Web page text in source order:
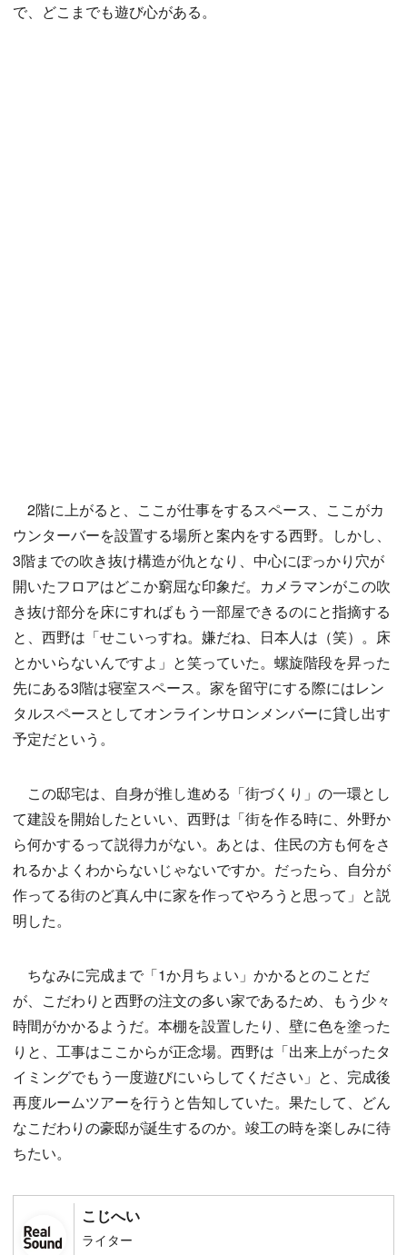
で、どこまでも遊び心がある。
2階に上がると、ここが仕事をするスペース、ここがカ
ウンターバーを設置する場所と案内をする西野。しかし、
3階までの吹き抜け構造が仇となり、中心にぽっかり穴が
開いたフロアはどこか窮屈な印象だ。カメラマンがこの吹
き抜け部分を床にすればもう一部屋できるのにと指摘する
と、西野は「せこいっすね。嫌だね、日本人は（笑）。床
とかいらないんですよ」と笑っていた。螺旋階段を昇った
先にある3階は寝室スペース。家を留守にする際にはレン
タルスペースとしてオンラインサロンメンバーに貸し出す
予定だという。
この邸宅は、自身が推し進める「街づくり」の一環とし
て建設を開始したといい、西野は「街を作る時に、外野か
ら何かするって説得力がない。あとは、住民の方も何をさ
れるかよくわからないじゃないですか。だったら、自分が
作ってる街のど真ん中に家を作ってやろうと思って」と説
明した。
ちなみに完成まで「1か月ちょい」かかるとのことだ
が、こだわりと西野の注文の多い家であるため、もう少々
時間がかかるようだ。本棚を設置したり、壁に色を塗った
りと、工事はここからが正念場。西野は「出来上がったタ
イミングでもう一度遊びにいらしてください」と、完成後
再度ルームツアーを行うと告知していた。果たして、どん
なこだわりの豪邸が誕生するのか。竣工の時を楽しみに待
ちたい。
こじへい
ライター